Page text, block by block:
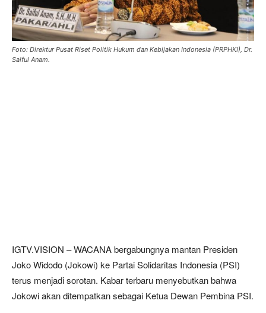
Foto: Direktur Pusat Riset Politik Hukum dan Kebijakan Indonesia (PRPHKI), Dr.
Saiful Anam.
IGTV.VISION – WACANA bergabungnya mantan Presiden
Joko Widodo (Jokowi) ke Partai Solidaritas Indonesia (PSI)
terus menjadi sorotan. Kabar terbaru menyebutkan bahwa
Jokowi akan ditempatkan sebagai Ketua Dewan Pembina PSI.